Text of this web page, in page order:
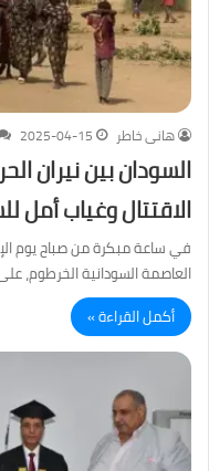
هانى خاطر
2025-04-15
السودان بين نيران
الاقتتال وغياب أمل
العاصمة السودانية الخرطوم،
أكمل القراءة »